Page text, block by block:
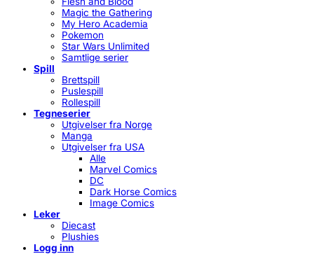
Magic the Gathering
My Hero Academia
Pokemon
Star Wars Unlimited
Samtlige serier
Spill
Brettspill
Puslespill
Rollespill
Tegneserier
Utgivelser fra Norge
Manga
Utgivelser fra USA
Alle
Marvel Comics
DC
Dark Horse Comics
Image Comics
Leker
Diecast
Plushies
Logg inn